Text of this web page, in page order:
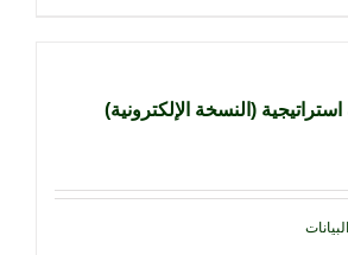
(النسخة الإلكترونية)
البيانات